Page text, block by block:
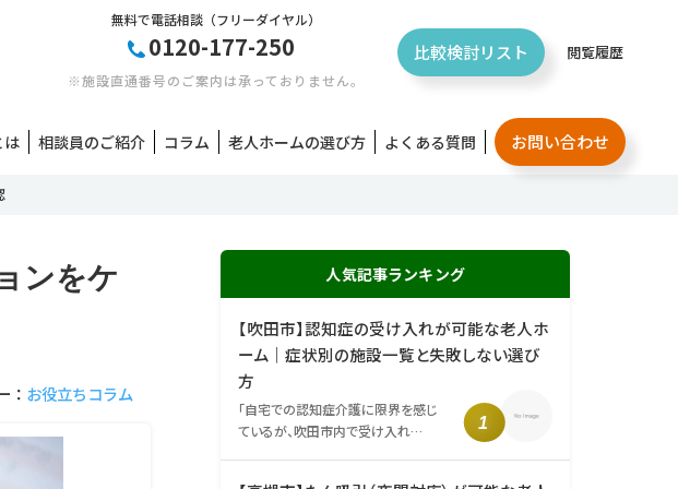
無料で電話相談 （フリーダイヤル）
0120-177-250
※施設直通番号のご案内は承っておりません。
比較検討リスト 閲覧履歴
は 相談員のご紹介 コラム 老人ホームの選び方 よくある質問 お問い合わせ
ンをケ
： お役立ちコラム
人気記事ランキング
【吹田市】認知症の受け入れが可能な老人ホ
ーム｜症状別の施設一覧と失敗しない選び
方
「自宅での認知症介護に限界を感じ
ているが、吹田市内で受け入れ…